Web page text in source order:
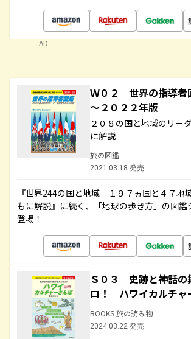
AD
Ｗ０２ 世界の指導
～２０２２年版
２０８の国と地域のリー
に解説
旅の図鑑
2021.03.18 発売
『世界244の国と地域 １９７ヵ国と４７地
もに解説』に続く、「地球の歩き方」の図鑑
登場！
Ｓ０３ 史跡と神話の
ロ！ ハワイカルチャ
BOOKS 旅の読み物
2024.03.22 発売